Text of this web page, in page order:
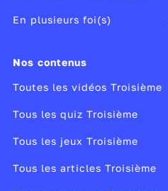
En plusieurs foi(s)
Nos contenus
Toutes les vidéos Troisième
Tous les quiz Troisième
Tous les jeux Troisième
Tous les articles Troisième